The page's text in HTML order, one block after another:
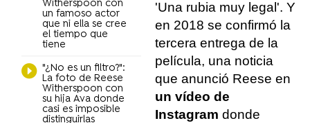
Witherspoon con
un famoso actor
que ni ella se cree
el tiempo que
tiene
"¿No es un filtro?":
La foto de Reese
Witherspoon con
su hija Ava donde
casi es imposible
distinguirlas
'Una rubia muy legal'. Y
en 2018 se confirmó la
tercera entrega de la
película, una noticia
que anunció Reese en
un vídeo de
Instagram donde